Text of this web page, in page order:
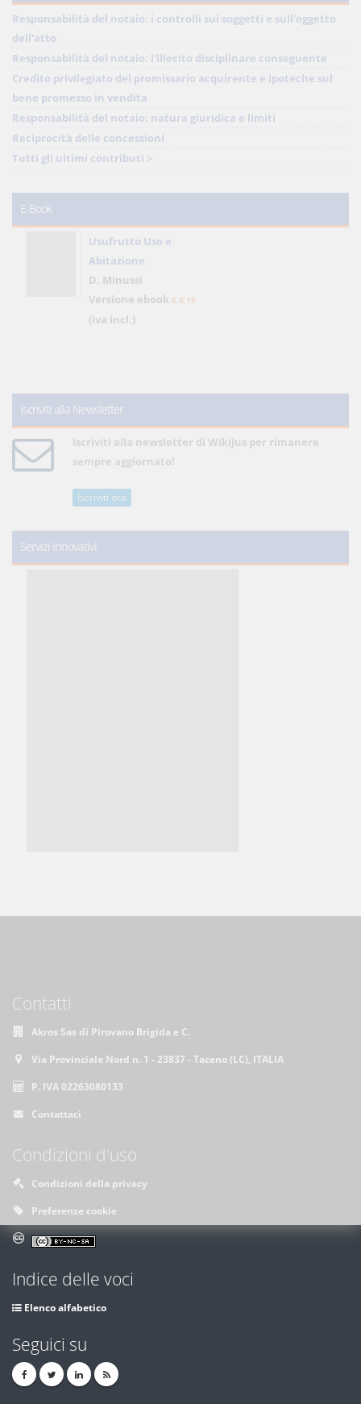
Responsabilità del notaio: i controlli sui soggetti e sull'oggetto
dell'atto
Responsabilità del notaio: l'illecito disciplinare conseguente
Credito privilegiato del promissario acquirente e ipoteche sul
bene promesso in vendita
Responsabilità del notaio: natura giuridica e limiti
Reciprocità delle concessioni
Tutti gli ultimi contributi >
E-Book
Usufrutto Uso e
Abitazione
D. Minussi
Versione ebook € 4,19
(iva incl.)
Iscriviti alla Newsletter
Iscriviti alla newsletter di WikiJus per rimanere
sempre aggiornato!
Iscriviti ora
Servizi innovativi
Contatti
Akros Sas di Pirovano Brigida e C.
Via Provinciale Nord n. 1 - 23837 - Taceno (LC), ITALIA
P. IVA 02263080133
Contattaci
Condizioni d'uso
Condizioni della privacy
Preferenze cookie
Indice delle voci
Elenco alfabetico
Seguici su